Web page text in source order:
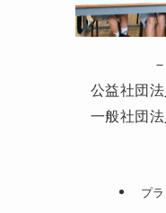
公益社団
一般社団
プ